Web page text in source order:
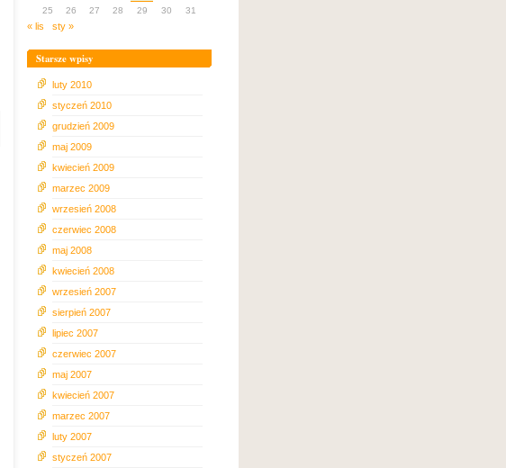
25
26 27 28 29 30 31
« lis sty »
Starsze wpisy
luty 2010
styczeń 2010
grudzień 2009
maj 2009
kwiecień 2009
marzec 2009
wrzesień 2008
czerwiec 2008
maj 2008
kwiecień 2008
wrzesień 2007
sierpień 2007
lipiec 2007
czerwiec 2007
maj 2007
kwiecień 2007
marzec 2007
luty 2007
styczeń 2007